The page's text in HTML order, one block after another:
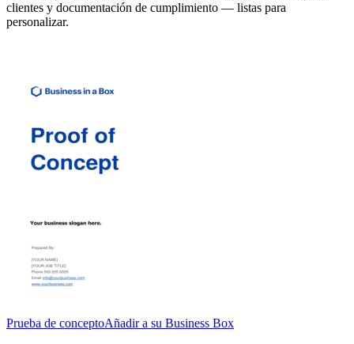
clientes y documentación de cumplimiento — listas para
personalizar.
Prueba de conceptoAñadir a su Business Box